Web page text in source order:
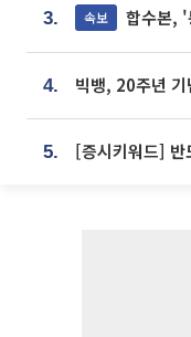
3. 속보 합수본, '통계
4.
5.